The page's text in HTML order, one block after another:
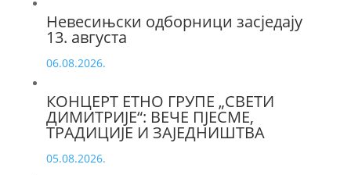
Невесињски одборници засједају
13. августа
06.08.2026.
КОНЦЕРТ ЕТНО ГРУПЕ „СВЕТИ
ДИМИТРИЈЕ“: ВЕЧЕ ПЈЕСМЕ,
ТРАДИЦИЈЕ И ЗАЈЕДНИШТВА
05.08.2026.